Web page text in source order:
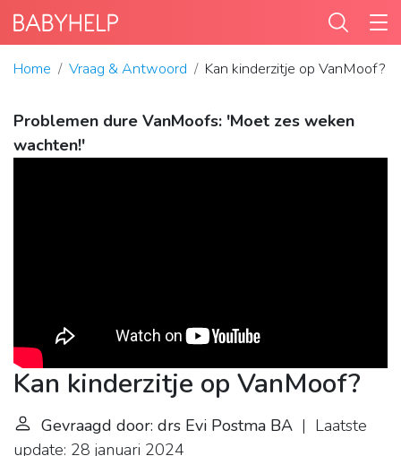
Home Vraag & Antwoord Kan kinderzitje op VanMoof?
Problemen dure VanMoofs: 'Moet zes weken
wachten!'
Kan kinderzitje op VanMoof?
Gevraagd door: drs Evi Postma BA | Laatste
update: 28 januari 2024